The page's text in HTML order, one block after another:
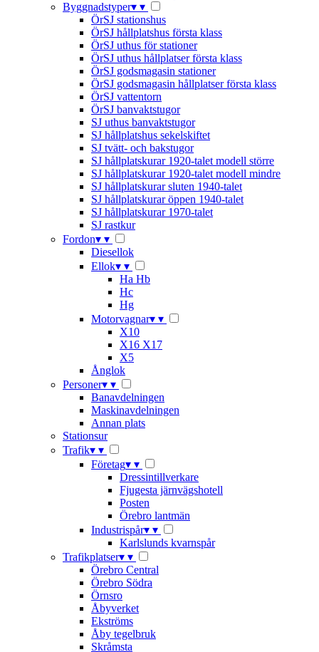
Byggnadstyper▾ ▾
ÖrSJ stationshus
ÖrSJ hållplatshus första klass
ÖrSJ uthus för stationer
ÖrSJ uthus hållplatser första klass
ÖrSJ godsmagasin stationer
ÖrSJ godsmagasin hållplatser första klass
ÖrSJ vattentorn
ÖrSJ banvaktstugor
SJ uthus banvaktstugor
SJ hållplatshus sekelskiftet
SJ tvätt- och bakstugor
SJ hållplatskurar 1920-talet modell större
SJ hållplatskurar 1920-talet modell mindre
SJ hållplatskurar sluten 1940-talet
SJ hållplatskurar öppen 1940-talet
SJ hållplatskurar 1970-talet
SJ rastkur
Fordon▾ ▾
Diesellok
Ellok▾ ▾
Ha Hb
Hc
Hg
Motorvagnar▾ ▾
X10
X16 X17
X5
Ånglok
Personer▾ ▾
Banavdelningen
Maskinavdelningen
Annan plats
Stationsur
Trafik▾ ▾
Företag▾ ▾
Dressintillverkare
Fjugesta järnvägshotell
Posten
Örebro lantmän
Industrispår▾ ▾
Karlslunds kvarnspår
Trafikplatser▾ ▾
Örebro Central
Örebro Södra
Örnsro
Åbyverket
Ekströms
Åby tegelbruk
Skråmsta